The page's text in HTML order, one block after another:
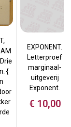
{
EXPONENT.
Letterproef
marginaal-
uitgeverij
Exponent.
€ 10,00